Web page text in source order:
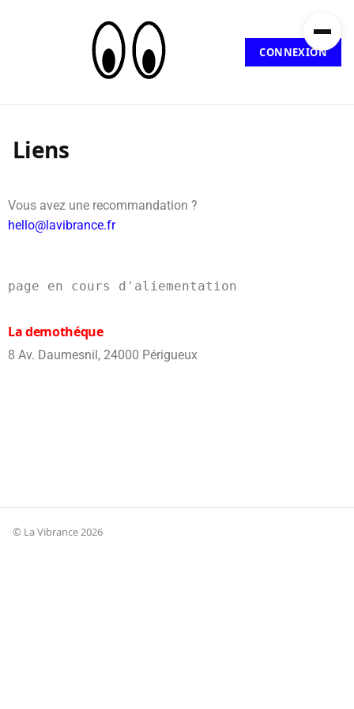
CONNEXION
Liens
Vous avez une recommandation ?
hello@lavibrance.fr
page en cours d'aliementation
La demothéque
8 Av. Daumesnil, 24000 Périgueux
© La Vibrance 2026